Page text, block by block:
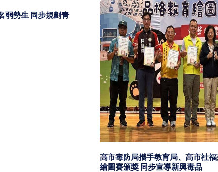
高市毒防局攜手教育局、高市社福慈總2026 港都反毒盃
繪圖賽頒獎 同步宣導新興毒品